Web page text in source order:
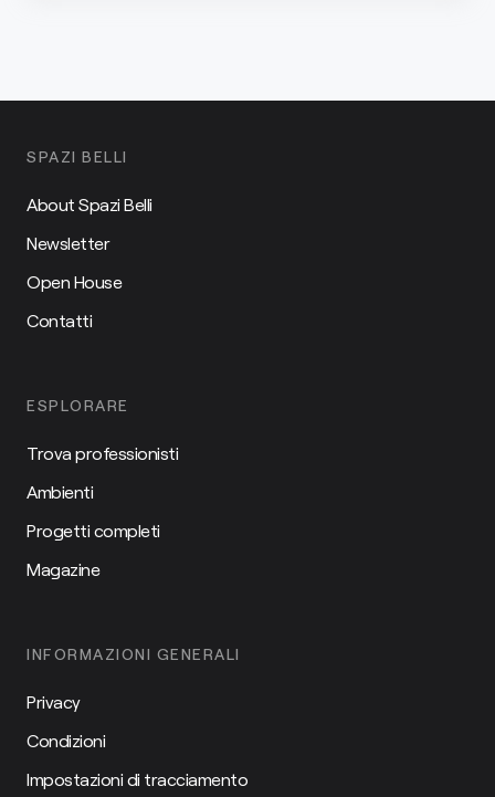
SPAZI BELLI
About Spazi Belli
Newsletter
Open House
Contatti
ESPLORARE
Trova professionisti
Ambienti
Progetti completi
Magazine
INFORMAZIONI GENERALI
Privacy
Condizioni
Impostazioni di tracciamento